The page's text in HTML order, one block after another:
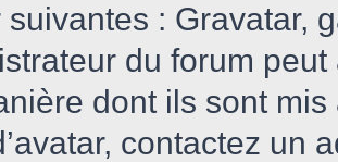
suivantes : Gravatar,
du forum
dont ils sont
contactez un